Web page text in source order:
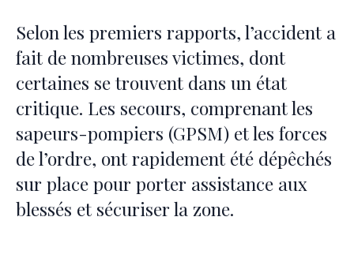
Selon les premiers rapports, l’accident a
fait de nombreuses victimes, dont
certaines se trouvent dans un état
critique. Les secours, comprenant les
sapeurs-pompiers (GPSM) et les forces
de l’ordre, ont rapidement été dépêchés
sur place pour porter assistance aux
blessés et sécuriser la zone.